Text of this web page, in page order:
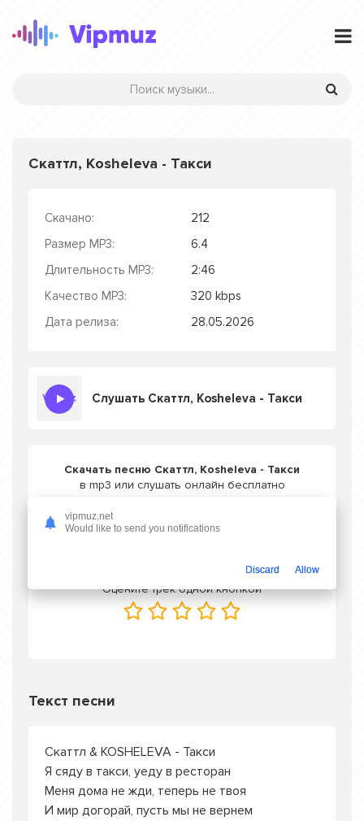
Скаттл, Kosheleva - Такси
Скачано:
212
Размер MP3:
6.4
Длительность MP3:
2:46
Качество MP3:
320 kbps
Дата релиза:
28.05.2026
Слушать Скаттл, Kosheleva - Такси
Скачать песню Скаттл, Kosheleva - Такси
в mp3 или слушать онлайн бесплатно
Оцените трек одной кнопкой
Текст песни
Скаттл & KOSHELEVA - Такси
Я сяду в такси, уеду в ресторан
Меня дома не жди, теперь не твоя
И мир догорай, пусть мы не вернем
vipmuz.net
Would like to send you notifications
Discard Allow